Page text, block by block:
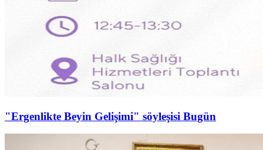
"Ergenlikte Beyin Gelişimi" söyleşisi Bugün